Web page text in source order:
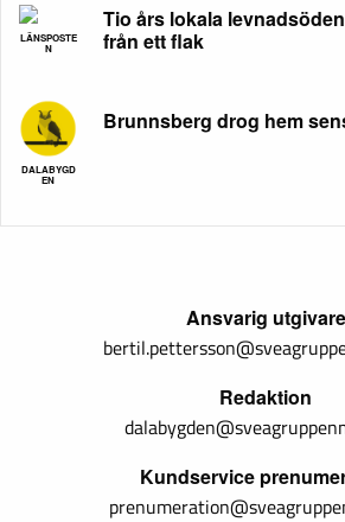
LÄNSPOSTE
N
Tio års lokala
från ett flak
DALABYGD
EN
Brunnsberg drog hem
Ansvarig utgivare
Redaktion
Kundservice